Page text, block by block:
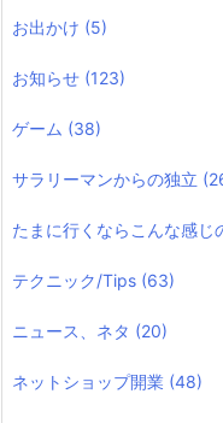
お出かけ (5)
お知らせ (123)
ゲーム (38)
サラリーマンからの独立
たまに行くならこんな感じ
テクニック/Tips (63)
ニュース、ネタ (20)
ネットショップ開業 (48)